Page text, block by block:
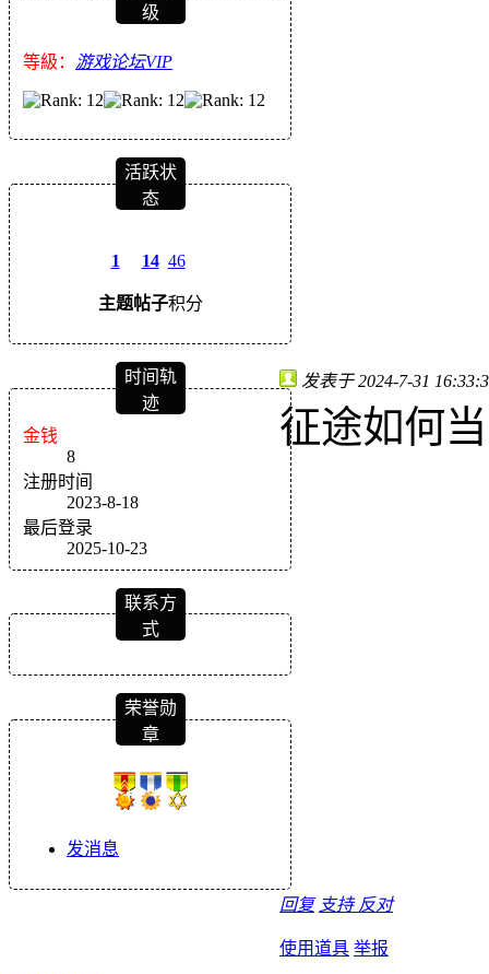
级
等級： 游戏论坛VIP
活跃状
态
1
主题
14
帖子
46
积分
时间轨
迹
金钱
8
注册时间
2023-8-18
最后登录
2025-10-23
联系方
式
荣誉勋
章
发消息
发表于 2024-7-31
征途如何
回复 支持 反对
使用道具 举报